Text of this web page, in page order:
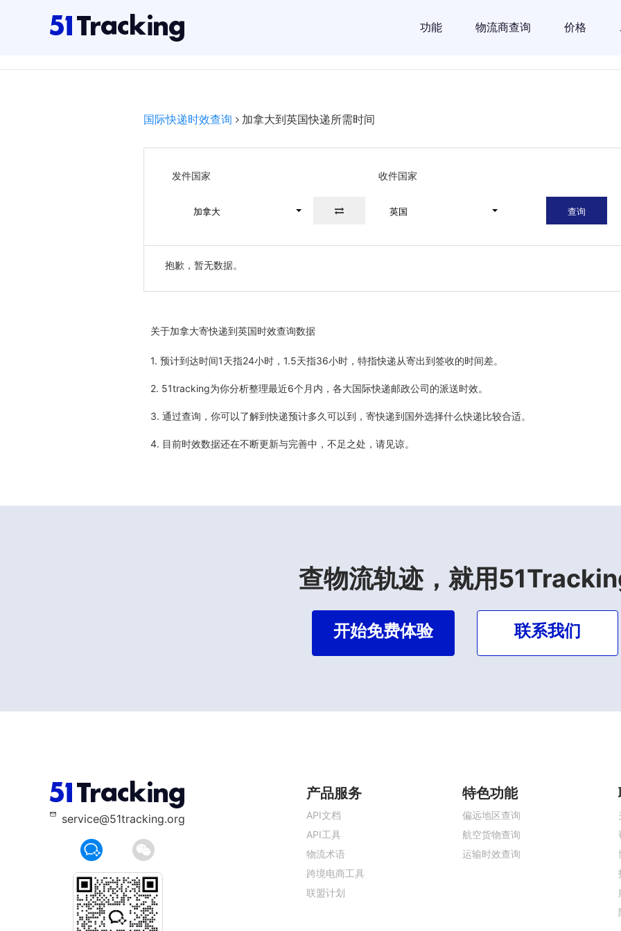
功能 物流商查询 价格
国际快递时效查询 加拿大到英国快递所需时间
发件国家 收件国家
加拿大 英国 查询
抱歉，暂无数据。
关于加拿大寄快递到英国时效查询数据
1. 预计到达时间1天指24小时，1.5天指36小时，特指快递从寄出到签收的时间差。
2. 51tracking为你分析整理最近6个月内，各大国际快递邮政公司的派送时效。
3. 通过查询，你可以了解到快递预计多久可以到，寄快递到国外选择什么快递比较合适。
4. 目前时效数据还在不断更新与完善中，不足之处，请见谅。
查物流轨迹，就用
开始免费体验 联系我们
service@51tracking.org
产品服务
API文档
API工具
物流术语
跨境电商工具
联盟计划
特色功能
偏远地区查询
航空货物查询
运输时效查询